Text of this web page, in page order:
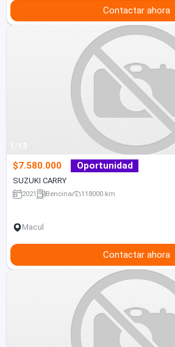
Contactar ahora
1/13
$7.580.000 Oportunidad
SUZUKI CARRY
2021 Bencina 118000 km
Macul
Contactar ahora